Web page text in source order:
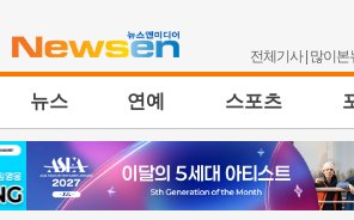
전체기사| 많이본
뉴스 연예 스포츠